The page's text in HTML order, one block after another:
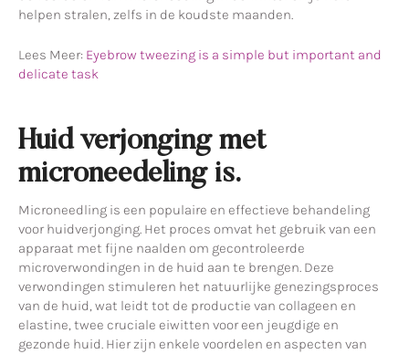
helpen stralen, zelfs in de koudste maanden.
Lees Meer: Eyebrow tweezing is a simple but important and
delicate task
Huid verjonging met
microneedeling is.
Microneedling is een populaire en effectieve behandeling
voor huidverjonging. Het proces omvat het gebruik van een
apparaat met fijne naalden om gecontroleerde
microverwondingen in de huid aan te brengen. Deze
verwondingen stimuleren het natuurlijke genezingsproces
van de huid, wat leidt tot de productie van collageen en
elastine, twee cruciale eiwitten voor een jeugdige en
gezonde huid. Hier zijn enkele voordelen en aspecten van